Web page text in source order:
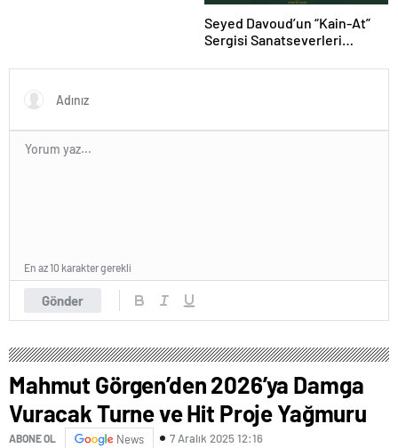
Seyed Davoud’un “Kain-At”
Sergisi Sanatseverleri
Gönder
En az 10 karakter gerekli
Mahmut Görgen’den 2026’ya Damga
Vuracak Turne ve Hit Proje Yağmuru
ABONE OL News 7 Aralık 2025 12:16